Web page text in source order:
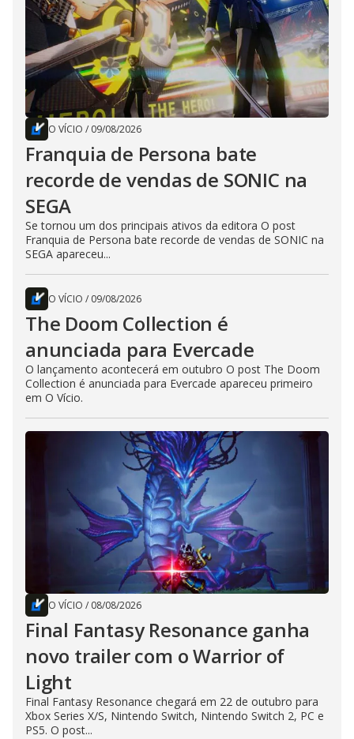
O VÍCIO / 09/08/2026
Franquia de Persona bate
recorde de vendas de SONIC na
SEGA
Se tornou um dos principais ativos da editora O post
Franquia de Persona bate recorde de vendas de SONIC na
SEGA apareceu...
O VÍCIO / 09/08/2026
The Doom Collection é
anunciada para Evercade
O lançamento acontecerá em outubro O post The Doom
Collection é anunciada para Evercade apareceu primeiro
em O Vício.
O VÍCIO / 08/08/2026
Final Fantasy Resonance ganha
novo trailer com o Warrior of
Light
Final Fantasy Resonance chegará em 22 de outubro para
Xbox Series X/S, Nintendo Switch, Nintendo Switch 2, PC e
PS5. O post...